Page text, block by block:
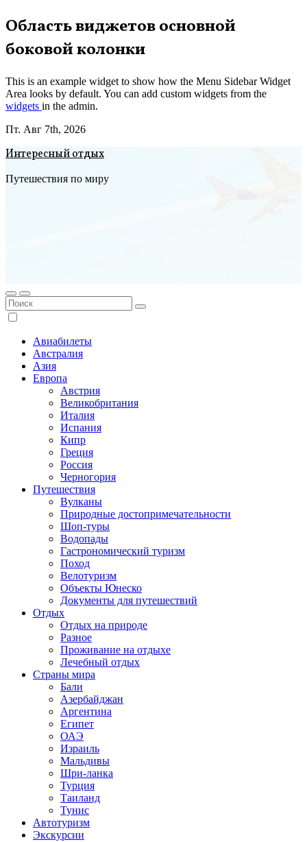
Перейти
к
содержимому
Область виджетов основной
боковой колонки
This is an example widget to show how the Menu Sidebar Widget
Area looks by default. You can add custom widgets from the
widgets in the admin.
Пт. Авг 7th, 2026
Интересный отдых
Путешествия по миру
Авиабилеты
Австралия
Азия
Европа
Австрия
Великобритания
Италия
Испания
Кипр
Греция
Россия
Черногория
Путешествия
Вулканы
Природные достопримечательности
Шоп-туры
Водопады
Гастрономический туризм
Поход
Велотуризм
Объекты Юнеско
Документы для путешествий
Отдых
Отдых на природе
Разное
Проживание на отдыхе
Лечебный отдых
Страны мира
Бали
Азербайджан
Аргентина
Египет
ОАЭ
Израиль
Мальдивы
Шри-ланка
Турция
Таиланд
Тунис
Автотуризм
Экскурсии